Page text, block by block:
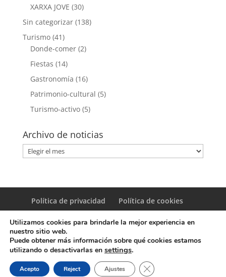
XARXA JOVE (30)
Sin categorizar(138)
Turismo(41)
Donde-comer(2)
Fiestas (14)
Gastronomía (16)
Patrimonio-cultural (5)
Turismo-activo(5)
Archivo de noticias
Archivo
de
Política de privacidad Política de cookies
© Copyright Servicio de Informática y Telecomunicaciones.
Diputacion Provincial Alicante
Utilizamos cookies para brindarle la mejor experiencia en
nuestro sitio web.
Puede obtener más información sobre qué cookies estamos
utilizando o desactivarlas en settings.
Acepto Reject Ajustes Cerrar el banner de